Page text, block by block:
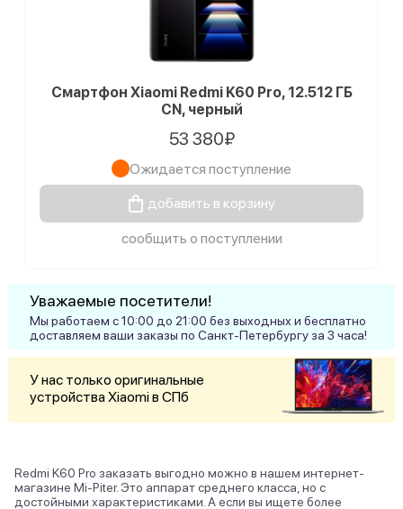
Смартфон Xiaomi Redmi K60 Pro, 12.512 ГБ
CN, черный
53 380₽
Ожидается поступление
добавить в корзину
сообщить о поступлении
Уважаемые посетители!
Мы работаем с 10:00 до 21:00 без выходных и бесплатно
доставляем ваши заказы по Санкт-Петербургу за 3 часа!
У нас только оригинальные
устройства Xiaomi в СПб
Redmi K60 Pro заказать выгодно можно в нашем интернет-
магазине Mi-Piter. Это аппарат среднего класса, но с
достойными характеристиками. А если вы ищете более